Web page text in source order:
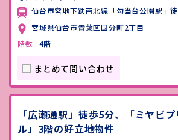
仙台市営地下鉄南北線「勾当台公園駅」
宮城県仙台市青葉区国分町2丁目
階数
4階
まとめて問い合わせ
「広瀬通駅」徒歩5分、「ミヤビ
ル」3階の好立地物件